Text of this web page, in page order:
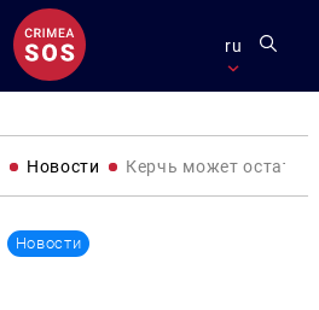
ru
Новости Керчь может
Новости